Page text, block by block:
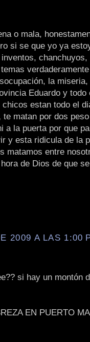
o mala,
si se que yo ya
la
Eduardo y todo
estan todo el
matan por dos
a la puerta por que
y esta ridicula de la
matamos entre
de Dios de que
2009 A LAS 1:00
si hay un montón
EN PUERTO